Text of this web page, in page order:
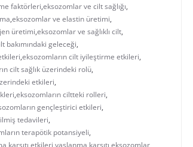
faktörleri,eksozomlar ve cilt sağlığı,
,eksozomlar ve elastin üretimi,
üretimi,eksozomlar ve sağlıklı cilt,
bakımındaki geleceği,
,eksozomların cilt iyileştirme etkileri,
cilt sağlık üzerindeki rolü,
etkileri,
,eksozomların ciltteki rolleri,
gençleştirici etkileri,
tedavileri,
terapötik potansiyeli,
karşıtı etkileri,yaşlanma karşıtı eksozomlar